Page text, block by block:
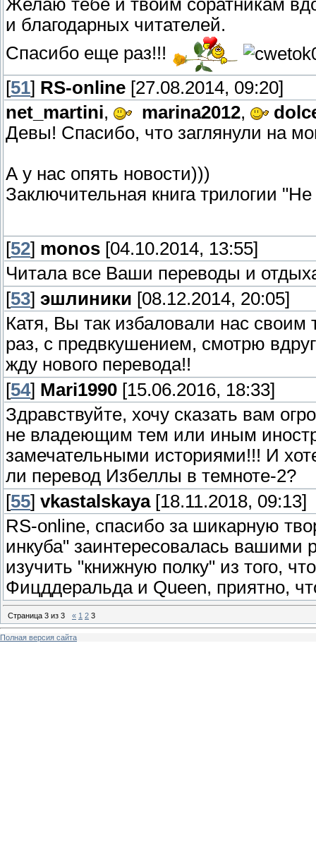
Желаю тебе и твоим соратникам
и благодарных читателей.
Спасибо еще раз!!!
[51] RS-online [27.08.2014, 09:20]
net_martini, marina2012,
Девы! Спасибо, что заглянули на
А у нас опять новости)))
Заключительная книга трилогии
[52] monos [04.10.2014, 13:55]
Читала все Ваши переводы и
[53] эшлиники [08.12.2014, 20:05]
Катя, Вы так избаловали нас
раз, с предвкушением, смотрю
жду нового перевода!!
[54] Mari1990 [15.06.2016, 18:33]
Здравствуйте, хочу сказать вам
не владеющим тем или иным
замечательными историями!!! И
ли перевод Избеллы в темноте-2?
[55] vkastalskaya[18.11.2018, 09:13]
RS-online, спасибо за шикарную
инкуба" заинтересовалась вашими
изучить "книжную полку" из того,
Фицддеральда и Queen, приятно,
Страница 3 из 3 « 1 2 3
Полная версия сайта